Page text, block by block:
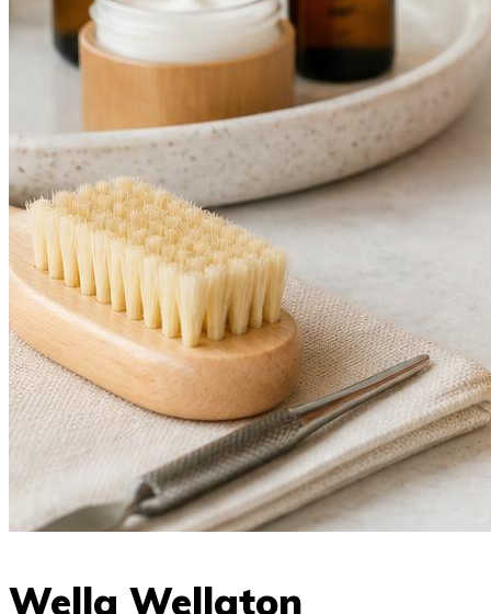
Wella Wellaton